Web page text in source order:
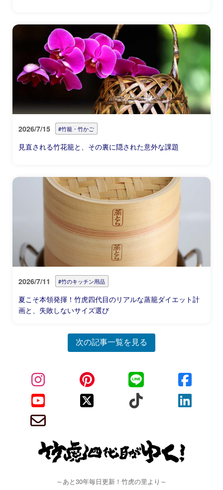
2026/7/15 #竹籠・竹かご
見直される竹花籠と、その裏に隠された意外な課題
2026/7/11 #竹のキッチン用品
夏こそ本領発揮！竹虎四代目のリアルな蒸籠ダイエット計
画と、失敗しないサイズ選び
次の記事一覧を見る
～あと30年毎日更新！竹虎の里より～